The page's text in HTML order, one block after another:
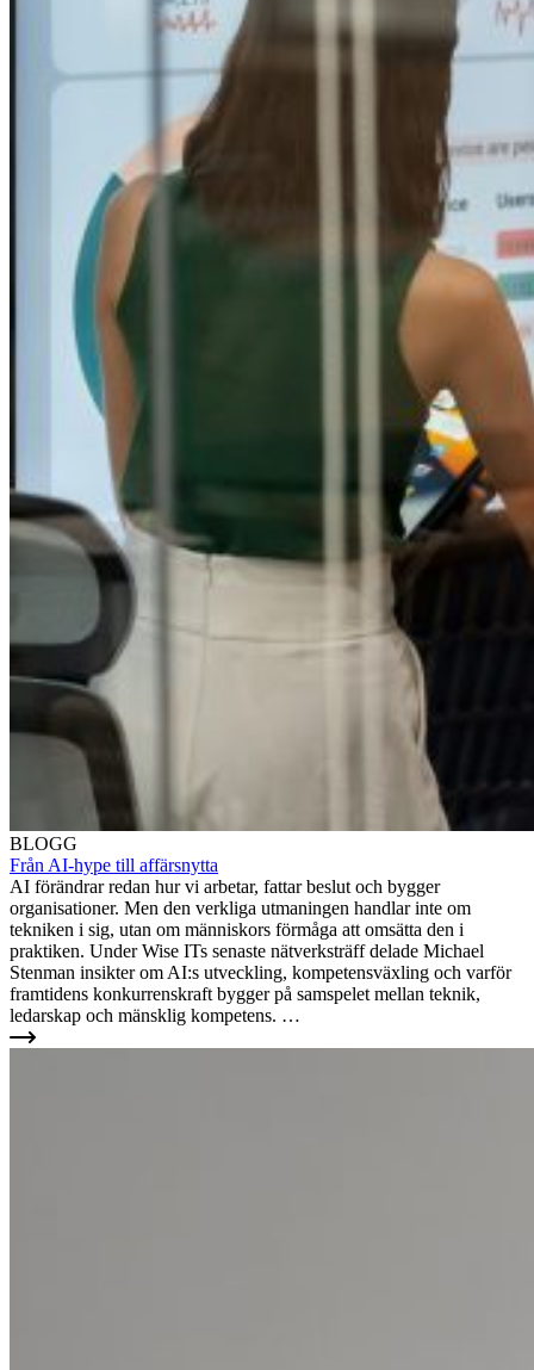
BLOGG
Från AI-hype till affärsnytta
AI förändrar redan hur vi arbetar, fattar beslut och bygger
organisationer. Men den verkliga utmaningen handlar inte om
tekniken i sig, utan om människors förmåga att omsätta den i
praktiken. Under Wise ITs senaste nätverksträff delade Michael
Stenman insikter om AI:s utveckling, kompetensväxling och varför
framtidens konkurrenskraft bygger på samspelet mellan teknik,
ledarskap och mänsklig kompetens. …